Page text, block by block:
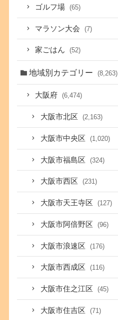
ゴルフ場 (65)
マラソン大会 (7)
家ごはん (52)
地域別カテゴリー (8,263)
大阪府 (6,474)
大阪市北区 (2,163)
大阪市中央区 (1,020)
大阪市福島区 (324)
大阪市西区 (231)
大阪市天王寺区 (127)
大阪市阿倍野区 (96)
大阪市浪速区 (176)
大阪市西成区 (116)
大阪市住之江区 (45)
大阪市住吉区 (71)